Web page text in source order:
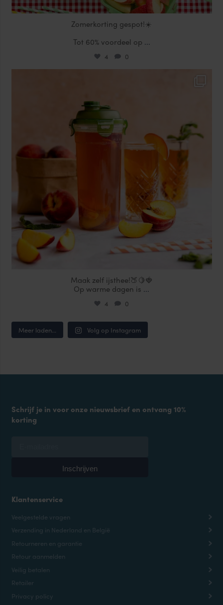
Zomerkorting gespot!☀️
Tot 60% voordeel op ...
4 0
Maak zelf ijsthee!🍑🍋🍓
Op warme dagen is ...
4 0
Meer laden... Volg op Instagram
Klantenservice
Veelgestelde vragen
Verzending in Nederland en België
Retourneren en garantie
Retour aanmelden
Veilig betalen
Retailer
Privacy policy
Schrijf je in voor onze nieuwsbrief en ontvang 10%
korting